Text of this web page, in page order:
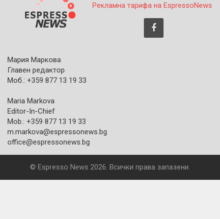
Рекламна тарифа на EspressoNews
Мария Маркова
Главен редактор
Моб.: +359 877 13 19 33
Maria Markova
Editor-In-Chief
Mob.: +359 877 13 19 33
m.markova@espressonews.bg
office@espressonews.bg
© Espresso News 2026. Всички права запазени.